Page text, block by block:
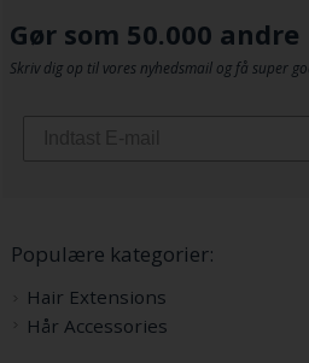
Gør som 50.000 andre
Skriv dig op til vores nyhedsmail og få super
Populære kategorier:
Hair Extensions
Hår Accessories